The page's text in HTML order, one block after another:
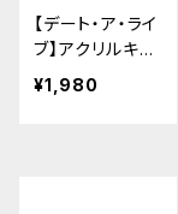
【デート・ア・ライ
ブ】アクリルキー
ハンガー（星宮
六喰）
¥1,980